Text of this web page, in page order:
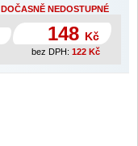
DOČASNĚ NEDOSTUPNÉ
148 Kč
bez DPH: 122 Kč